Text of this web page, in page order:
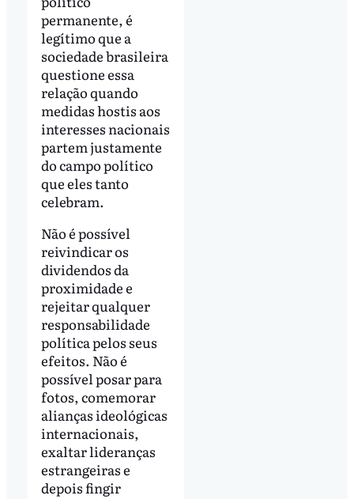
permanente, é
legítimo que a
sociedade brasileira
questione essa
relação quando
medidas hostis aos
interesses nacionais
partem justamente
do campo político
que eles tanto
celebram.
Não é possível
reivindicar os
dividendos da
proximidade e
rejeitar qualquer
responsabilidade
política pelos seus
efeitos. Não é
possível posar para
fotos, comemorar
alianças ideológicas
internacionais,
exaltar lideranças
estrangeiras e
depois fingir